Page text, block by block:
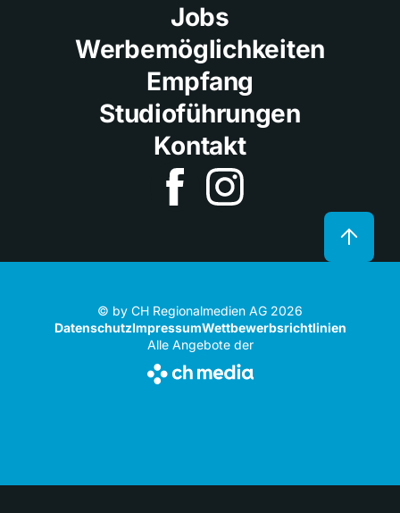
Jobs
Werbemöglichkeiten
Empfang
Studioführungen
Kontakt
© by CH Regionalmedien AG 2026
DatenschutzImpressumWettbewerbsrichtlinien
Alle Angebote der